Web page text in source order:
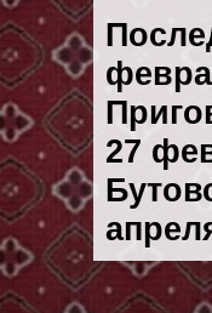
27